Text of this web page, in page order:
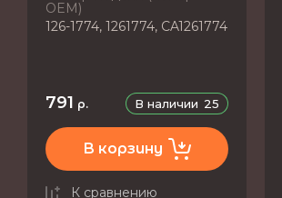
OEM)
126-1774, 1261774, CA1261774
В наличии 25
791 р.
В корзину
К сравнению